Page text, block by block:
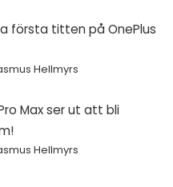
första titten på OnePlus
Hellmyrs
Max ser ut att bli
Hellmyrs